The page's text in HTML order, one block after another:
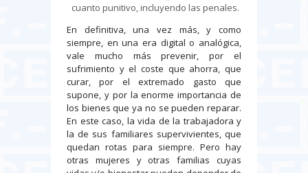
cuanto punitivo, incluyendo las penales.
En definitiva, una vez más, y como
siempre, en una era digital o analógica,
vale mucho más prevenir, por el
sufrimiento y el coste que ahorra, que
curar, por el extremado gasto que
supone, y por la enorme importancia de
los bienes que ya no se pueden reparar.
En este caso, la vida de la trabajadora y
la de sus familiares supervivientes, que
quedan rotas para siempre. Pero hay
otras mujeres y otras familias cuyas